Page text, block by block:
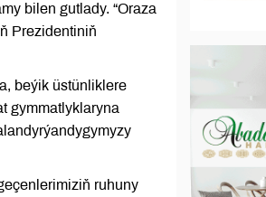
bilen gutlady. “Oraza
Prezidentiniň
beýik üstünliklere
gymmatlyklaryna
ruhuny